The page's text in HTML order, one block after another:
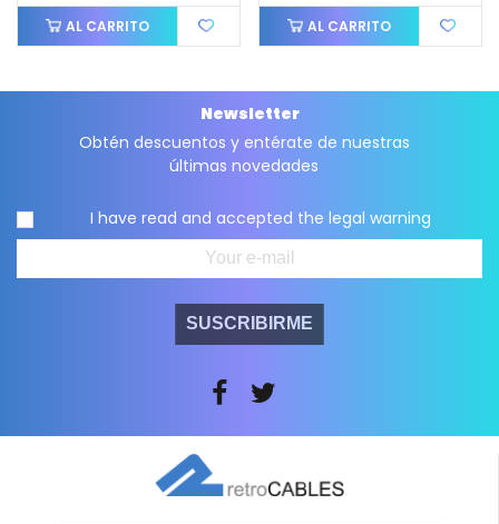
AL CARRITO AL CARRITO
Newsletter
Obtén descuentos y entérate de nuestras
últimas novedades
I have read and accepted the legal warning
SUSCRIBIRME